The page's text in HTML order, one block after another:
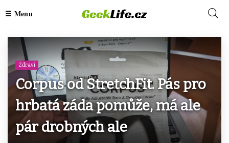
Zdraví
Corpus od StretchFit. Pás pro
hrbatá záda pomůže, má ale
pár drobných ale